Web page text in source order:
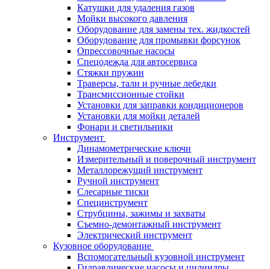
Катушки для удаления газов
Мойки высокого давления
Оборудование для замены тех. жидкостей
Оборудование для промывки форсунок
Опрессовочные насосы
Спецодежда для автосервиса
Стяжки пружин
Траверсы, тали и ручные лебедки
Трансмиссионные стойки
Установки для заправки кондиционеров
Установки для мойки деталей
Фонари и светильники
Инструмент
Динамометрические ключи
Измерительный и поверочный инструмент
Металлорежущий инструмент
Ручной инструмент
Слесарные тиски
Специнструмент
Струбцины, зажимы и захваты
Съемно-демонтажный инструмент
Электрический инструмент
Кузовное оборудование
Вспомогательный кузовной инструмент